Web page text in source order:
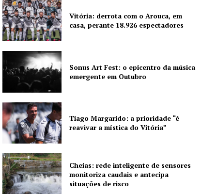
Europa
Grande Entrevista
Publicidade
Quero ser Assinante
Vitória: derrota com o Arouca, em
casa, perante 18.926 espectadores
Sonus Art Fest: o epicentro da música
emergente em Outubro
Tiago Margarido: a prioridade “é
reavivar a mística do Vitória”
Cheias: rede inteligente de sensores
monitoriza caudais e antecipa
situações de risco